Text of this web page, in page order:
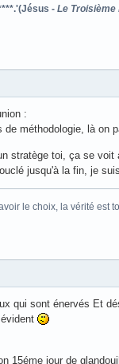
- Le Troisième
:
méthodologie, là on
stratège toi, ça se voit
jusqu'à la fin, je
le choix, la vérité est
qui sont énervés Et
15éme jour de